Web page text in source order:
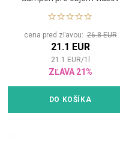
cena pred zľavou:26.8 EUR
21.1 EUR
21.1 EUR/1
ZĽAVA 21%
DO KOŠÍKA